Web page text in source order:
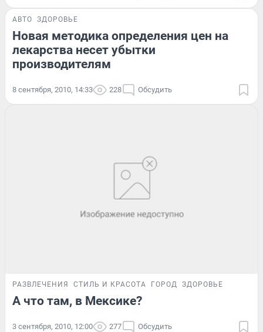
АВТО ЗДОРОВЬЕ
Новая методика определения цен на
лекарства несет убытки
производителям
8 сентября, 2010, 14:33 228 Обсудить
РАЗВЛЕЧЕНИЯ СТИЛЬ И КРАСОТА ГОРОД ЗДОРОВЬЕ
А что там, в Мексике?
3 сентября, 2010, 12:00 277 Обсудить